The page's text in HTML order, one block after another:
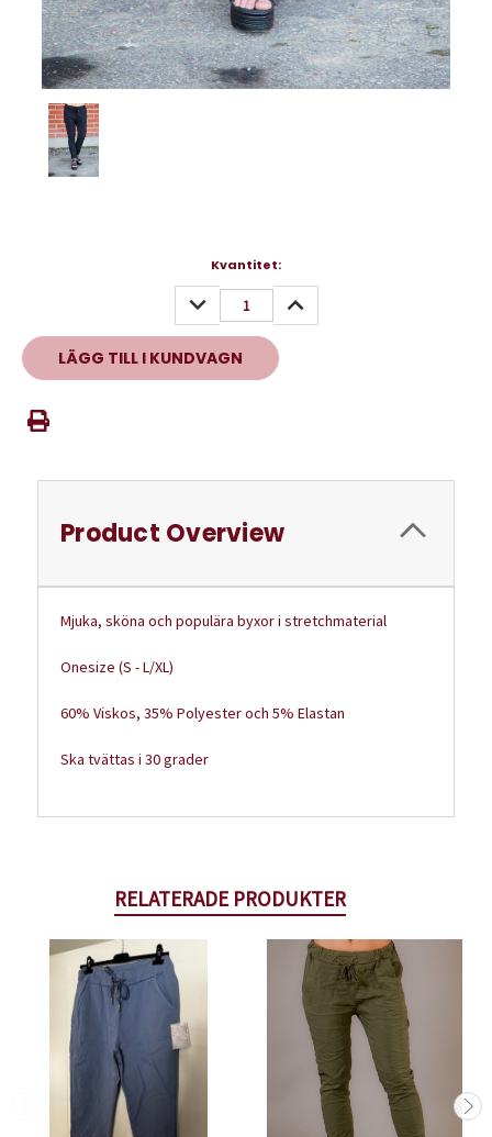
Kvantitet:
MINSKA
KVANTITET:
ÖKA
KVANTITET:
Product Overview
Mjuka, sköna och populära byxor i stretchmaterial
Onesize (S - L/XL)
60% Viskos, 35% Polyester och 5% Elastan
Ska tvättas i 30 grader
RELATERADE PRODUKTER